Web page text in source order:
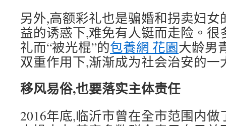
另外,高额彩礼也是骗婚和拐卖妇女
益的诱惑下,难免有人铤而走险。
礼而“被光棍”的包養網 花園大龄男
双重作用下,渐渐成为社会治安的一
移风易俗,也要落实主体责任
2016年底,临沂市曾在全市范围内